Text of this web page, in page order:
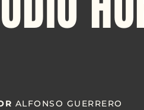
ALFONSO GUERRERO